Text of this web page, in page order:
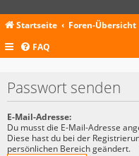
Startseite Foren-Übersicht
FAQ
Passwort senden
E-Mail-Adresse:
Du musst die E-Mail-Adresse
Diese hast du bei der
persönlichen Bereich geändert.